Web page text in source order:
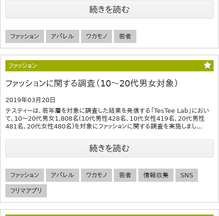
続きを読む
ファッション アパレル ワカモノ 若者
ファッション
ファッションに関する調査（10〜20代男女対象）
2019年03月20日
テスティーは、若年層を対象に調査した結果を発信する「TesTee Lab」におい
て、10〜20代男女1,808名(10代男性428名、10代女性419名、20代男性
481名、20代女性480名)を対象にファッションに関する調査を実施しまし...
続きを読む
ファッション アパレル ワカモノ 若者 情報収集 SNS
フリマアプリ